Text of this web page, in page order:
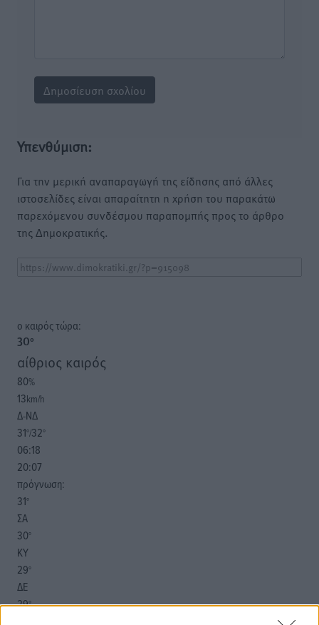
Υπενθύμιση:
Για την μερική αναπαραγωγή της είδησης από άλλες
ιστοσελίδες είναι απαραίτητη η χρήση του παρακάτω
παρεχόμενου συνδέσμου παραπομπής προς το άρθρο
της Δημοκρατικής.
o καιρός τώρα:
30°
αίθριος καιρός
80%
13km/h
Δ-ΝΔ
31°/32°
06:18
20:07
πρόγνωση:
31°
ΣΑ
30°
ΚΥ
29°
ΔΕ
29°